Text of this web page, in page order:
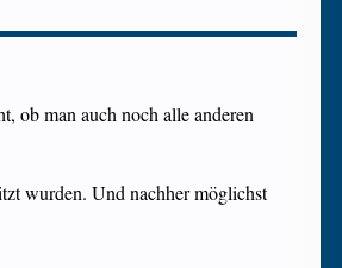
ob man auch noch alle anderen
wurden. Und nachher möglichst